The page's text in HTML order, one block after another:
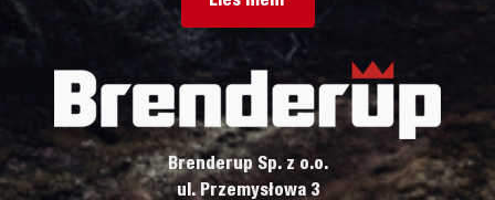
Brenderup Sp. z o.o.
ul. Przemysłowa 3